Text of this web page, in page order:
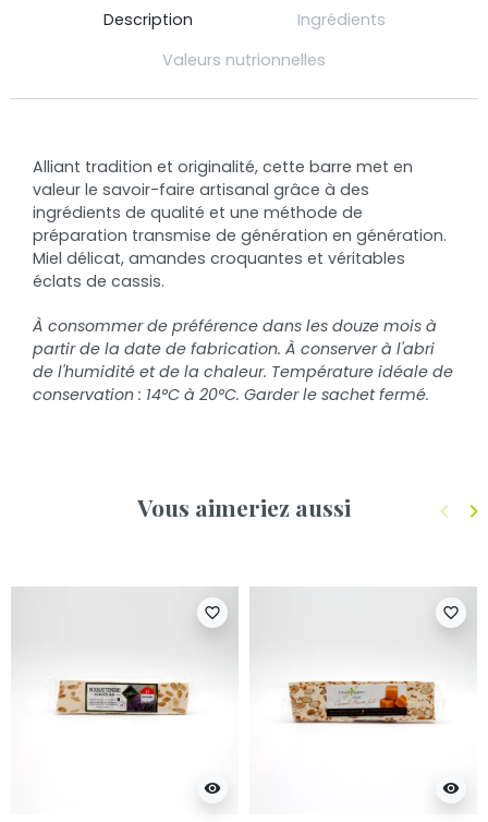
Description
Ingrédients
Valeurs nutrionnelles
Alliant tradition et originalité, cette barre met en
valeur le savoir-faire artisanal grâce à des
ingrédients de qualité et une méthode de
préparation transmise de génération en génération.
Miel délicat, amandes croquantes et véritables
éclats de cassis.
À consommer de préférence dans les douze mois à
partir de la date de fabrication. À conserver à l'abri
de l'humidité et de la chaleur. Température idéale de
conservation : 14°C à 20°C. Garder le sachet fermé.
Vous aimeriez aussi keyboard_arrow_left keyboard_arrow_right
visibility
favorite_border
visibility
favorite_border